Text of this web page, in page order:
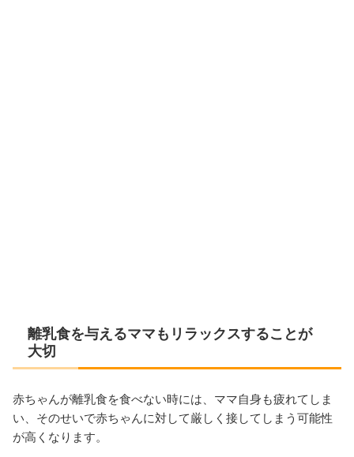
離乳食を与えるママもリラックスすることが
大切
赤ちゃんが離乳食を食べない時には、ママ自身も疲れてしま
い、そのせいで赤ちゃんに対して厳しく接してしまう可能性
が高くなります。